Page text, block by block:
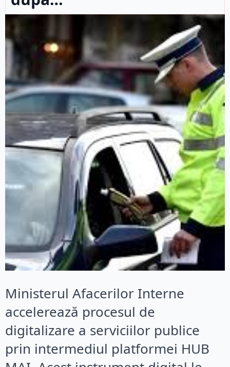
Ministerul Afacerilor Interne
accelerează procesul de
digitalizare a serviciilor publice
prin intermediul platformei HUB